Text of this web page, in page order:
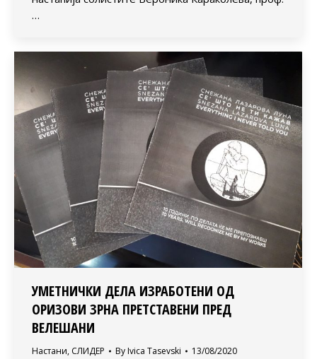
…
УМЕТНИЧКИ ДЕЛА ИЗРАБОТЕНИ ОД
ОРИЗОВИ ЗРНА ПРЕТСТАВЕНИ ПРЕД
ВЕЛЕШАНИ
Настани, СЛИДЕР By Ivica Tasevski 13/08/2020